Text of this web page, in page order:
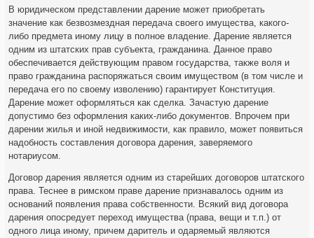
В юридическом представлении дарение может приобретать
значение как безвозмездная передача своего имущества, какого-
либо предмета иному лицу в полное владение. Дарение является
одним из штатских прав субъекта, гражданина. Данное право
обеспечивается действующим правом государства, также воля и
право гражданина распоряжаться своим имуществом (в том числе и
передача его по своему изволению) гарантирует Конституция.
Дарение может оформляться как сделка. Зачастую дарение
допустимо без оформления каких-либо документов. Впрочем при
дарении жилья и иной недвижимости, как правило, может появиться
надобность составления договора дарения, заверяемого
нотариусом.
Договор дарения является одним из старейших договоров штатского
права. Теснее в римском праве дарение признавалось одним из
оснований появления права собственности. Всякий вид договора
дарения опосредует переход имущества (права, вещи и т.п.) от
одного лица иному, причем даритель и одаряемый являются